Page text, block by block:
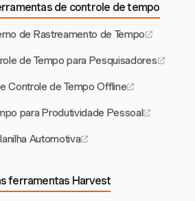
de controle de tempo
de Rastreamento de Tempo
de Tempo para Pesquisadores
Controle de Tempo Offline
para Produtividade Pessoal
Automotiva
ferramentas Harvest